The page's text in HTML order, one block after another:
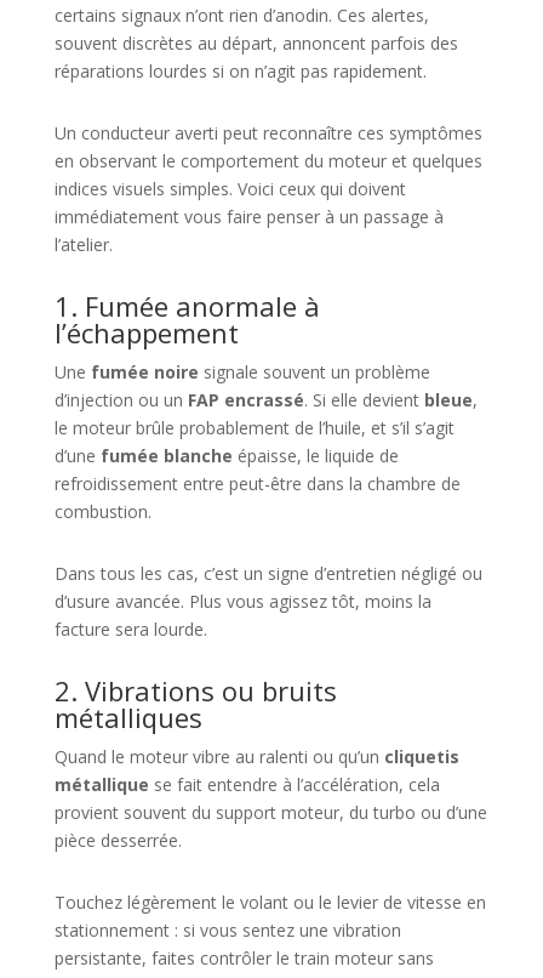
certains signaux n’ont rien d’anodin. Ces alertes,
souvent discrètes au départ, annoncent parfois des
réparations lourdes si on n’agit pas rapidement.
Un conducteur averti peut reconnaître ces symptômes
en observant le comportement du moteur et quelques
indices visuels simples. Voici ceux qui doivent
immédiatement vous faire penser à un passage à
l’atelier.
1. Fumée anormale à
l’échappement
Une fumée noire signale souvent un problème
d’injection ou un FAP encrassé. Si elle devient bleue,
le moteur brûle probablement de l’huile, et s’il s’agit
d’une fumée blanche épaisse, le liquide de
refroidissement entre peut-être dans la chambre de
combustion.
Dans tous les cas, c’est un signe d’entretien négligé ou
d’usure avancée. Plus vous agissez tôt, moins la
facture sera lourde.
2. Vibrations ou bruits
métalliques
Quand le moteur vibre au ralenti ou qu’un cliquetis
métallique se fait entendre à l’accélération, cela
provient souvent du support moteur, du turbo ou d’une
pièce desserrée.
Touchez légèrement le volant ou le levier de vitesse en
stationnement : si vous sentez une vibration
persistante, faites contrôler le train moteur sans